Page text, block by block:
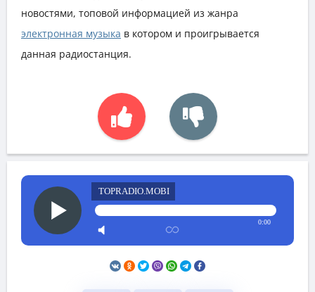
новостями, топовой информацией из жанра
электронная музыка в котором и проигрывается
данная радиостанция.
TOPRADIO.MOBI
0:00